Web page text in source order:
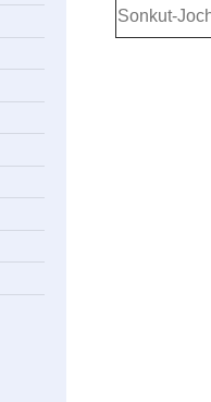
Sonkut-